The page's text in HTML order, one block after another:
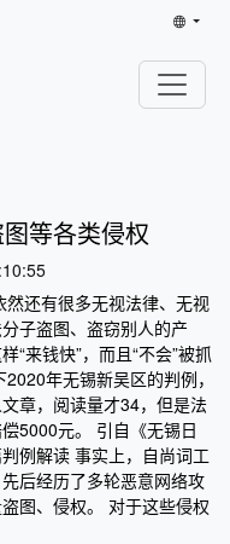
等各类侵权
然还有很多无视法律、无视
子盗图、盗窃别人的产
“来钱快”，而且“不会”被抓
年无锡新吴区的判例，
章，阅读量才34，但是法
5000元。 引自《无锡日
例解读 事实上，自尚词工
后经历了多轮恶意网络攻
图、侵权。 对于这些侵权